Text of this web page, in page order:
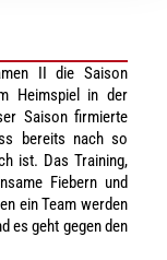
II die Saison
Heimspiel in der
Saison firmierte
bereits nach so
ist. Das Training,
Fiebern und
ein Team werden
es geht gegen den